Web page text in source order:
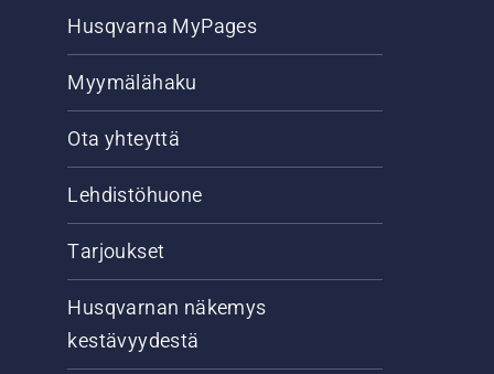
Husqvarna MyPages
Myymälähaku
Ota yhteyttä
Lehdistöhuone
Tarjoukset
Husqvarnan näkemys
kestävyydestä